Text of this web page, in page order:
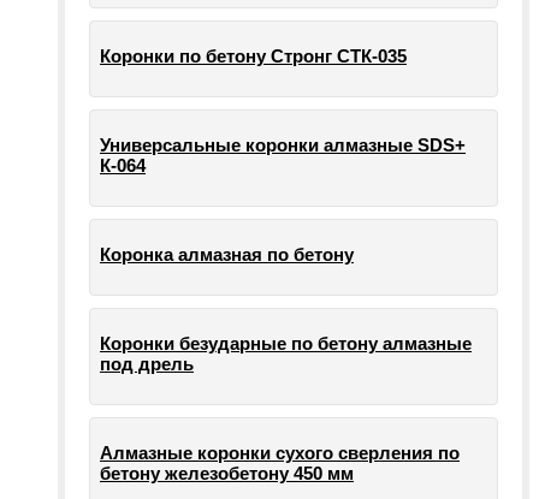
Коронки по бетону Стронг СТК-035
Универсальные коронки алмазные SDS+
К-064
Коронка алмазная по бетону
Коронки безударные по бетону алмазные
под дрель
Алмазные коронки сухого сверления по
бетону железобетону 450 мм